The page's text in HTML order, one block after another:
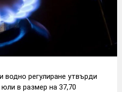
водно регулиране утвърди
в размер на 37,70